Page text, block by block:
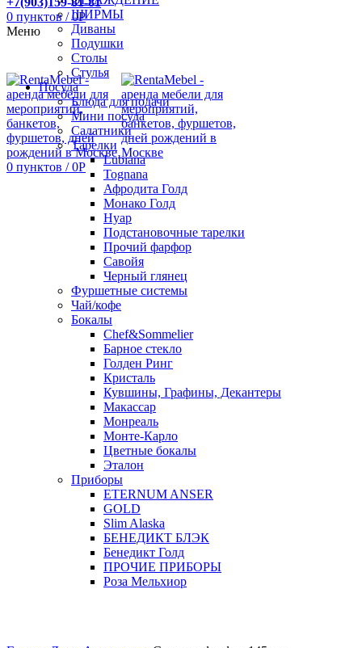
0 пунктов / 0Р
Меню
0 пунктов / 0Р
ШИРМЫ
Диваны
Подушки
Столы
Стулья
Посуда
Блюда для подачи
Мини посуда
Салатники
Тарелки
Lubiana
Tognana
Афродита Голд
Монако Голд
Нуар
Подстановочные тарелки
Прочий фарфор
Савойя
Черный глянец
Фуршетные системы
Чай/кофе
Бокалы
Chef&Sommelier
Барное стекло
Голден Ринг
Кристаль
Кувшины, Графины, Декантеры
Макассар
Монреаль
Монте-Карло
Цветные бокалы
Эталон
Приборы
ETERNUM ANSER
GOLD
Slim Alaska
БЕНЕДИКТ БЛЭК
Бенедикт Голд
ПРОЧИЕ ПРИБОРЫ
Роза Мельхиор